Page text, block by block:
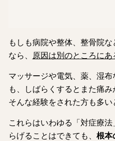
もしも病院や整体、整骨院
なら、
原因は別のところにあ
マッサージや電気、薬、湿
も、しばらくするとまた痛
そんな経験をされた方も多い
これらはいわゆる「対症療
らげることはできても、 根本